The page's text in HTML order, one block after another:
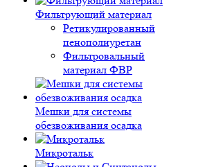
Фильтрующий материал
Ретикулированный
пенополиуретан
Фильтровальный
материал ФВР
Мешки для системы
обезвоживания осадка
Микротальк